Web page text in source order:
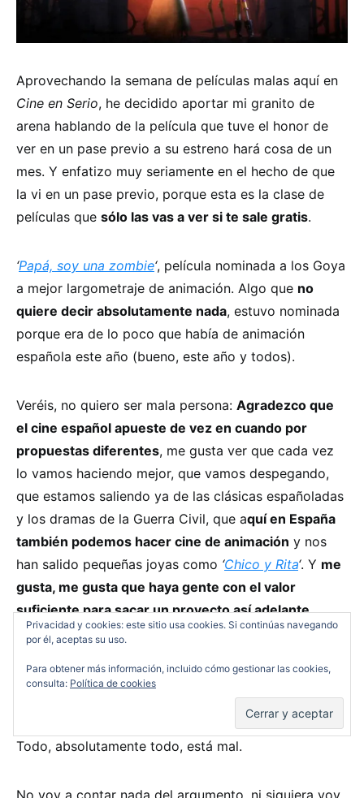
Aprovechando la semana de películas malas aquí en
Cine en Serio, he decidido aportar mi granito de
arena hablando de la película que tuve el honor de
ver en un pase previo a su estreno hará cosa de un
mes. Y enfatizo muy seriamente en el hecho de que
la vi en un pase previo, porque esta es la clase de
películas que sólo las vas a ver si te sale gratis.
‘Papá, soy una zombie‘, película nominada a los Goya
a mejor largometraje de animación. Algo que no
quiere decir absolutamente nada, estuvo nominada
porque era de lo poco que había de animación
española este año (bueno, este año y todos).
Veréis, no quiero ser mala persona: Agradezco que
el cine español apueste de vez en cuando por
propuestas diferentes, me gusta ver que cada vez
lo vamos haciendo mejor, que vamos despegando,
que estamos saliendo ya de las clásicas españoladas
y los dramas de la Guerra Civil, que aquí en España
también podemos hacer cine de animación y nos
han salido pequeñas joyas como ‘Chico y Rita‘. Y me
gusta, me gusta que haya gente con el valor
suficiente para sacar un proyecto así adelante.
con una película verdaderamentenauseabunda. No
se me ocurre otra palabra para describir semejante
tomadura de pelo. No sabría ni por dónde empezar.
Todo, absolutamente todo, está mal.
No voy a contar nada del argumento, ni siquiera voy
Privacidad y cookies: este sitio usa cookies. Si continúas navegando
por él, aceptas su uso.
Para obtener más información, incluido cómo gestionar las cookies,
consulta: Política de cookies